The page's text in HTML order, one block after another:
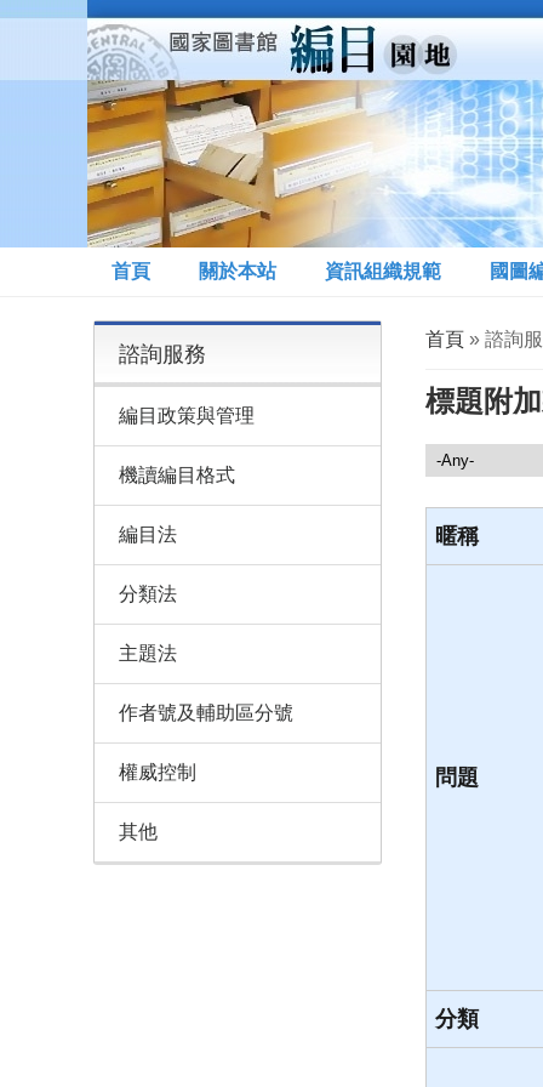
移至主內容
首頁 關於本站 資訊組織規範 國圖
您在這裡
首頁» 諮詢
標題附
諮詢服務
暱稱
問題
分類
諮詢服務
編目政策與管理
機讀編目格式
編目法
分類法
主題法
作者號及輔助區分號
權威控制
其他